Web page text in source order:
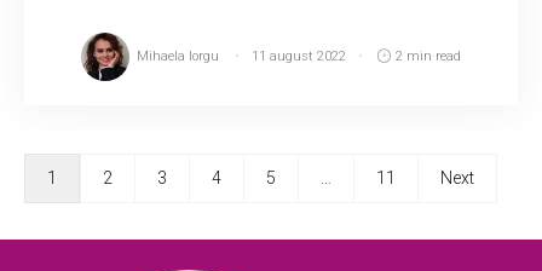
Mihaela Iorgu 11 august 2022 2 min read
1 2 3 4 5 11 Next